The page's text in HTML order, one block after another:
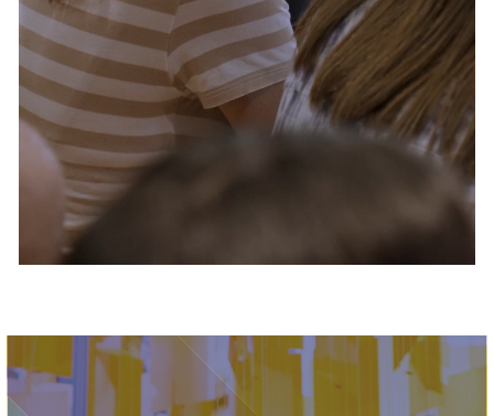
Servizi e accessibilità
Contatti
FAQ
Biglietti
Immagine